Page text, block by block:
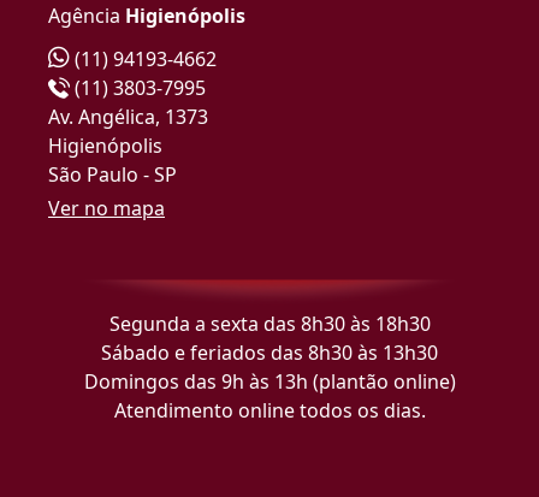
Agência Higienópolis
(11) 94193-4662
(11) 3803-7995
Av. Angélica, 1373
Higienópolis
São Paulo - SP
Ver no mapa
Segunda a sexta das 8h30 às 18h30
Sábado e feriados das 8h30 às 13h30
Domingos das 9h às 13h (plantão online)
Atendimento online todos os dias.